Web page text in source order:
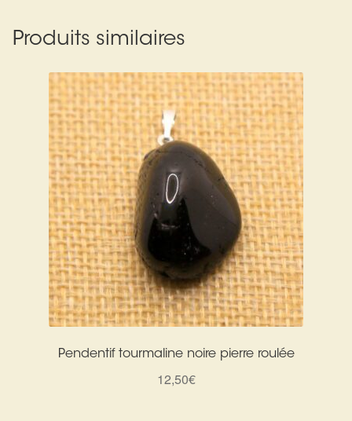
Produits similaires
Pendentif tourmaline noire pierre roulée
12,50€